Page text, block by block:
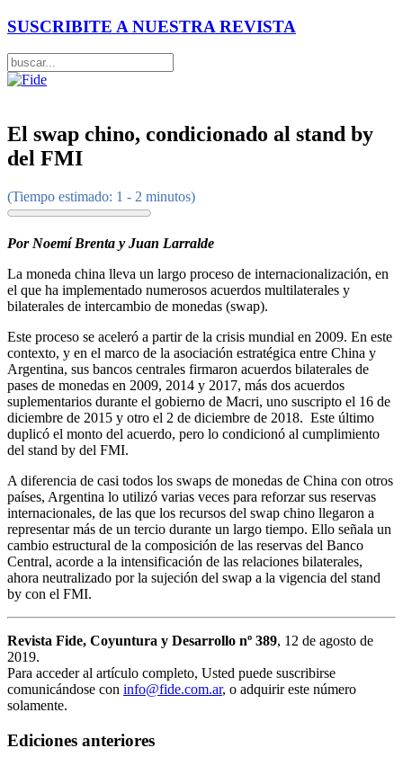
SUSCRIBITE A NUESTRA REVISTA
El swap chino, condicionado al stand by
del FMI
(Tiempo estimado: 1 - 2 minutos)
Por Noemí Brenta y Juan Larralde
La moneda china lleva un largo proceso de internacionalización, en
el que ha implementado numerosos acuerdos multilaterales y
bilaterales de intercambio de monedas (swap).
Este proceso se aceleró a partir de la crisis mundial en 2009. En este
contexto, y en el marco de la asociación estratégica entre China y
Argentina, sus bancos centrales firmaron acuerdos bilaterales de
pases de monedas en 2009, 2014 y 2017, más dos acuerdos
suplementarios durante el gobierno de Macri, uno suscripto el 16 de
diciembre de 2015 y otro el 2 de diciembre de 2018. Este último
duplicó el monto del acuerdo, pero lo condicionó al cumplimiento
del stand by del FMI.
A diferencia de casi todos los swaps de monedas de China con otros
países, Argentina lo utilizó varias veces para reforzar sus reservas
internacionales, de las que los recursos del swap chino llegaron a
representar más de un tercio durante un largo tiempo. Ello señala un
cambio estructural de la composición de las reservas del Banco
Central, acorde a la intensificación de las relaciones bilaterales,
ahora neutralizado por la sujeción del swap a la vigencia del stand
by con el FMI.
Revista Fide, Coyuntura y Desarrollo nº 389, 12 de agosto de
2019.
Para acceder al artículo completo, Usted puede suscribirse
comunicándose con info@fide.com.ar, o adquirir este número
solamente.
Ediciones anteriores